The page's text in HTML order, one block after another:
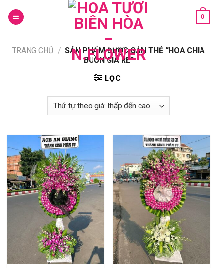
0
TRANG CHỦ / SẢN PHẨM ĐƯỢC GẮN THẺ “HOA CHIA
BUỒN GIÁ RẺ”
LỌC